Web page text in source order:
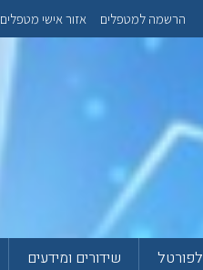
הרשמה למטפלים אזור אישי מטפלים
שידורים ומידעים